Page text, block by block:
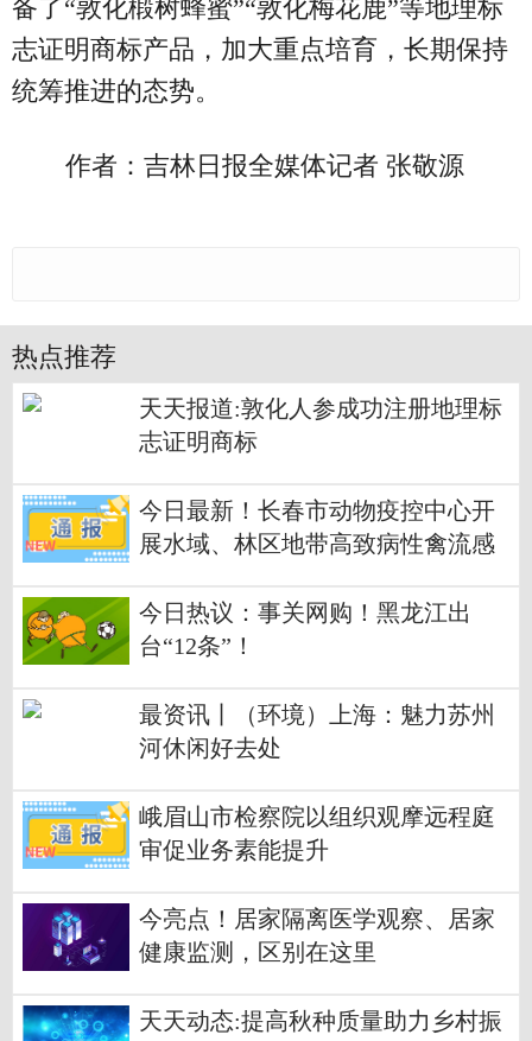
备了“敦化椴树蜂蜜”“敦化梅花鹿”等地理标
志证明商标产品，加大重点培育，长期保持
统筹推进的态势。
作者：吉林日报全媒体记者 张敬源
热点推荐
天天报道:敦化人参成功注册地理标
志证明商标
今日最新！长春市动物疫控中心开
展水域、林区地带高致病性禽流感
今日热议：事关网购！黑龙江出
台“12条”！
最资讯丨（环境）上海：魅力苏州
河休闲好去处
峨眉山市检察院以组织观摩远程庭
审促业务素能提升
今亮点！居家隔离医学观察、居家
健康监测，区别在这里
天天动态:提高秋种质量助力乡村振